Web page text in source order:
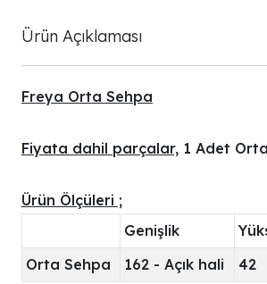
Ürün Açıklaması
Freya Orta Sehpa
Fiyata dahil parçalar, 1 Adet
Ürün Ölçüleri ;
Genişlik
Orta Sehpa
162 - Açık hali 42